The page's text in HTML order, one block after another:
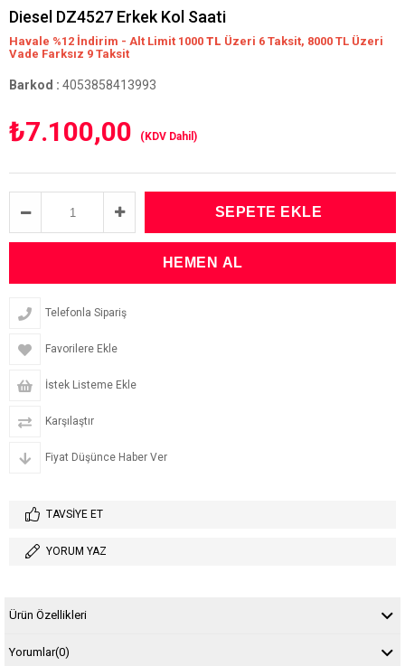
Diesel DZ4527 Erkek Kol Saati
Havale %12 İndirim - Alt Limit 1000 TL Üzeri 6 Taksit, 8000 TL Üzeri
Vade Farksız 9 Taksit
Barkod : 4053858413993
₺7.100,00 (KDV Dahil)
Telefonla Sipariş
Favorilere Ekle
İstek Listeme Ekle
Karşılaştır
Fiyat Düşünce Haber Ver
TAVSIYE ET
YORUM YAZ
Ürün Özellikleri
Yorumlar(0)